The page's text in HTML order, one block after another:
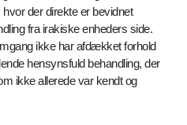
der direkte er bevidnet
fra irakiske enheders side.
ikke har afdækket forhold
hensynsfuld behandling, der
ikke allerede var kendt og